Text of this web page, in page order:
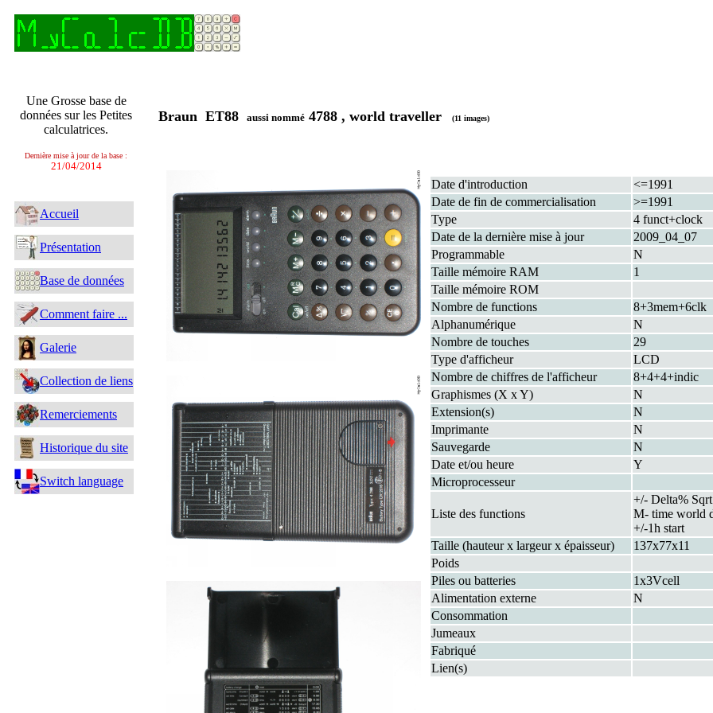
Une Grosse base de
données sur les Petites
calculatrices.
Dernière mise à jour de la base :
21/04/2014
Accueil
Présentation
Base de données
Comment faire ...
Galerie
Collection de liens
Remerciements
Historique du site
Switch language
Braun ET88 aussi nommé 4788 , world traveller (11 images)
Date d'introduction
<=1991
Date de fin de commercialisation
>=1991
Type
4 funct+clock
Date de la dernière mise à jour
2009_04_07
Programmable
N
Taille mémoire RAM
1
Taille mémoire ROM
Nombre de functions
8+3mem+6clk
Alphanumérique
N
Nombre de touches
29
Type d'afficheur
LCD
Nombre de chiffres de l'afficheur
8+4+4+indic
Graphismes (X x Y)
N
Extension(s)
N
Imprimante
N
Sauvegarde
N
Date et/ou heure
Y
Microprocesseur
Liste des functions
+/- Delta%
M- time world
+/-1h start
Taille (hauteur x largeur x épaisseur)
137x77x11
Poids
Piles ou batteries
1x3Vcell
Alimentation externe
N
Consommation
Jumeaux
Fabriqué
Lien(s)